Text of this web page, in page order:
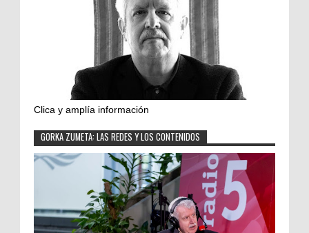
Clica y amplía información
GORKA ZUMETA: LAS REDES Y LOS CONTENIDOS